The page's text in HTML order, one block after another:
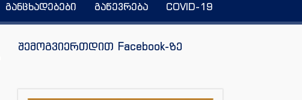
განცხადებები გაწევრება COVID-19
შემოგვიერთდით Facebook-ზე